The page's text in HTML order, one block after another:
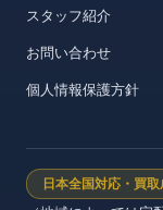
スタッフ紹介
お問い合わせ
個人情報保護方針
日本全国対応・買